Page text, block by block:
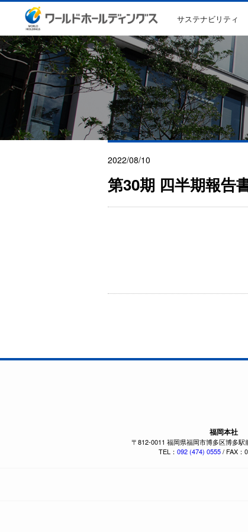
サステナビリティ
2022/08/10
第30期 四半期報告
福岡本社
〒812-0011 福岡県福岡市博多区博多
TEL： 092 (474) 0555/ FAX：